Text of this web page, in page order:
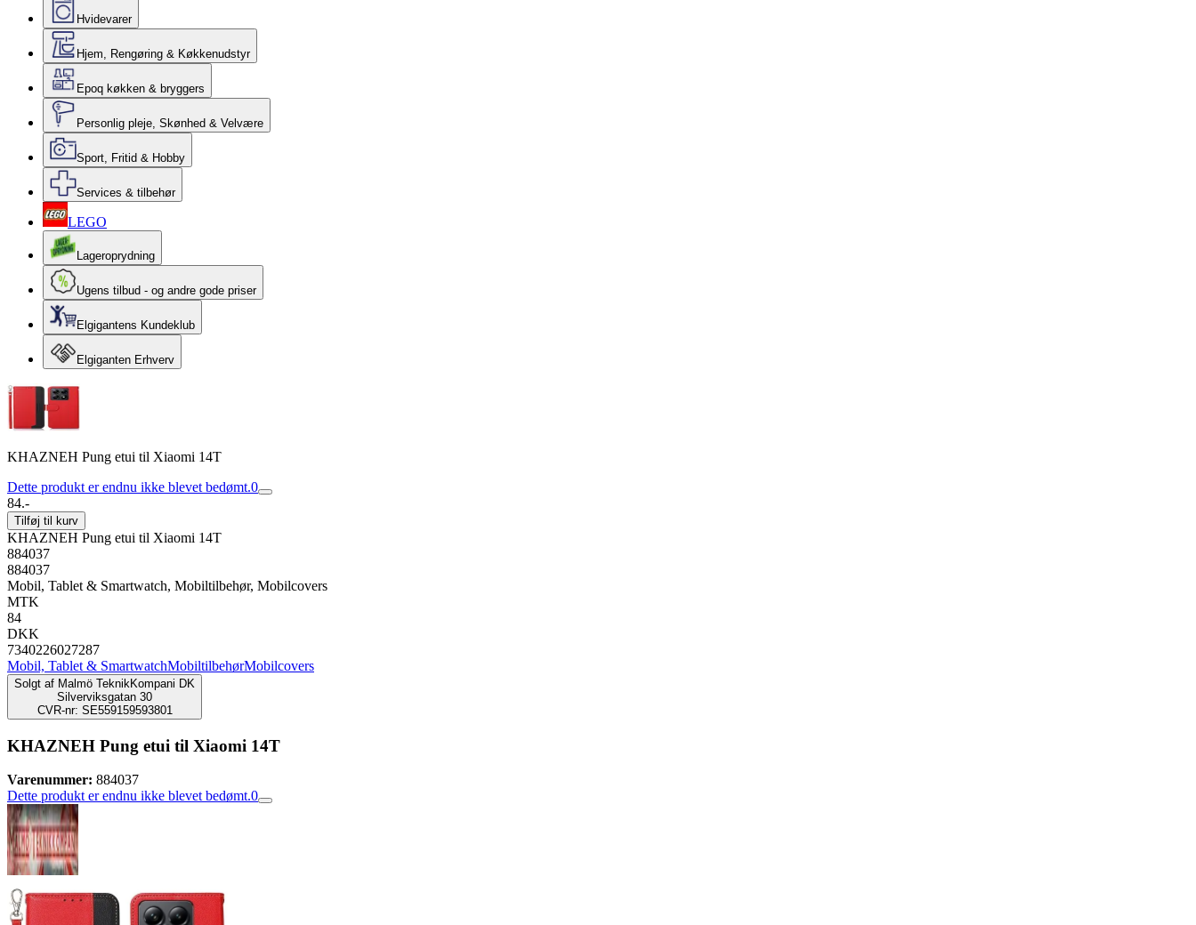
Hvidevarer
Hjem, Rengøring & Køkkenudstyr
Epoq køkken & bryggers
Personlig pleje, Skønhed & Velvære
Sport, Fritid & Hobby
Services & tilbehør
LEGO
Lageroprydning
Ugens tilbud - og andre gode priser
Elgigantens Kundeklub
Elgiganten Erhverv
KHAZNEH Pung etui til Xiaomi 14T
Dette produkt er endnu ikke blevet bedømt.0
84.-
Tilføj til kurv
KHAZNEH Pung etui til Xiaomi 14T
884037
884037
Mobil, Tablet & Smartwatch, Mobiltilbehør, Mobilcovers
MTK
84
DKK
7340226027287
Mobil, Tablet & SmartwatchMobiltilbehørMobilcovers
Solgt af Malmö TeknikKompani DK
Silverviksgatan 30
CVR-nr: SE559159593801
KHAZNEH Pung etui til Xiaomi 14T
Varenummer: 884037
Dette produkt er endnu ikke blevet bedømt.0